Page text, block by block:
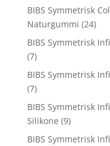
BIBS Symmetrisk
Naturgummi (24)
BIBS Symmetrisk
(7)
BIBS Symmetrisk
(7)
BIBS Symmetrisk
Silikone (9)
BIBS Symmetrisk